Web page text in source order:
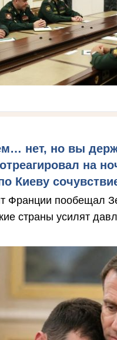
нет, но вы
на
Киеву
Франции пообещал
страны усилят